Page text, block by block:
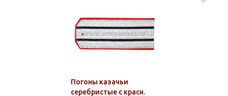
Погоны казачьи
серебристые с красн.